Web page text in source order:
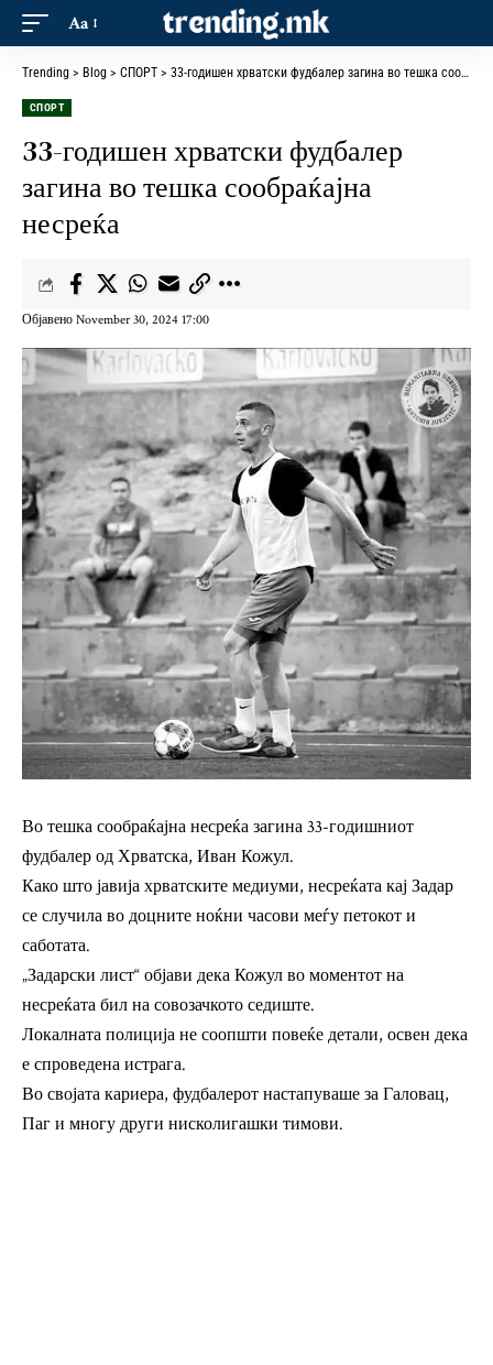
Aa
Trending > Blog > СПОРТ > 33-годишен хрватски фудбалер загина во тешка сообраќајна несреќа
СПОРТ
33-годишен хрватски фудбалер
загина во тешка сообраќајна
несреќа
Објавено November 30, 2024 17:00
Во тешка сообраќајна несреќа загина 33-годишниот
фудбалер од Хрватска, Иван Кожул.
Како што јавија хрватските медиуми, несреќата кај Задар
се случила во доцните ноќни часови меѓу петокот и
саботата.
„Задарски лист“ објави дека Кожул во моментот на
несреќата бил на совозачкото седиште.
Локалната полиција не соопшти повеќе детали, освен дека
е спроведена истрага.
Во својата кариера, фудбалерот настапуваше за Галовац,
Паг и многу други нисколигашки тимови.